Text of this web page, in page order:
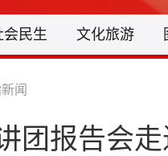
会民生 文化旅游
闻
团报告会